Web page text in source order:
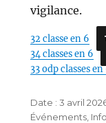
vigilance.
32 classe en 6
34 classes en 6
33 odp classes en
Publié
le
3 avril
Événements,